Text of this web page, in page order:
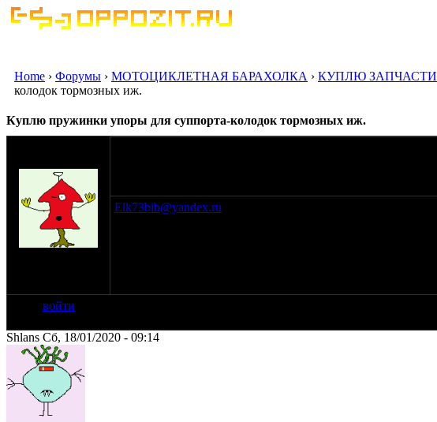
Home › Форумы › МОТОЦИКЛЕТНАЯ БАРАХОЛКА › КУПЛЮ ЗАПЧАСТИ
колодок тормозных иж.
Куплю пружинки упоры для суппорта-колодок тормозных иж.
Elk73bib@yandex.ru
войти
Shlans Сб, 18/01/2020 - 09:14